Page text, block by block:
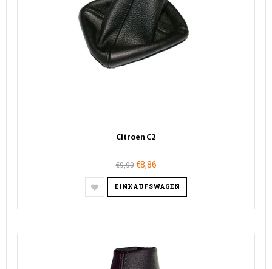
Citroen C2
€9,99€8,86
EINKAUFSWAGEN